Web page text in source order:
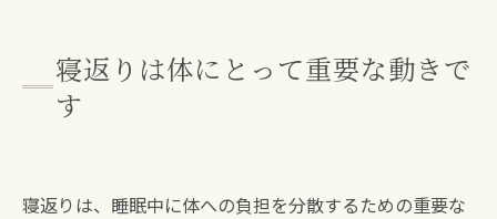
寝返りは体にとって重要な動きで
す
寝返りは、睡眠中に体への負担を分散するための重要な